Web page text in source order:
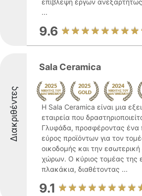
επίβλεψη έργων
...
9.6
Διακριθέντες
Sala Ceramica
Η Sala Ceramica είναι μια
εταιρεία που
Γλυφάδα, προσφέροντας ένα
εύρος προϊόντων για τον
οικοδομής και την
χώρων. Ο κύριος τομέας της
πλακάκια, διαθέτοντας ...
9.1